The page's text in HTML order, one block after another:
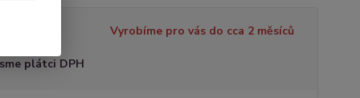
Vyrobíme pro vás do cca 2 měsíců
plátci DPH